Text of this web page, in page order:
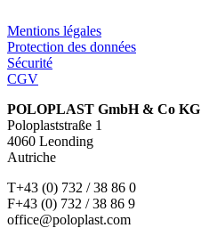
Mentions légales
Protection des données
Sécurité
CGV
POLOPLAST GmbH & Co KG
Poloplaststraße 1
4060 Leonding
Autriche
T+43 (0) 732 / 38 86 0
F+43 (0) 732 / 38 86 9
office@poloplast.com